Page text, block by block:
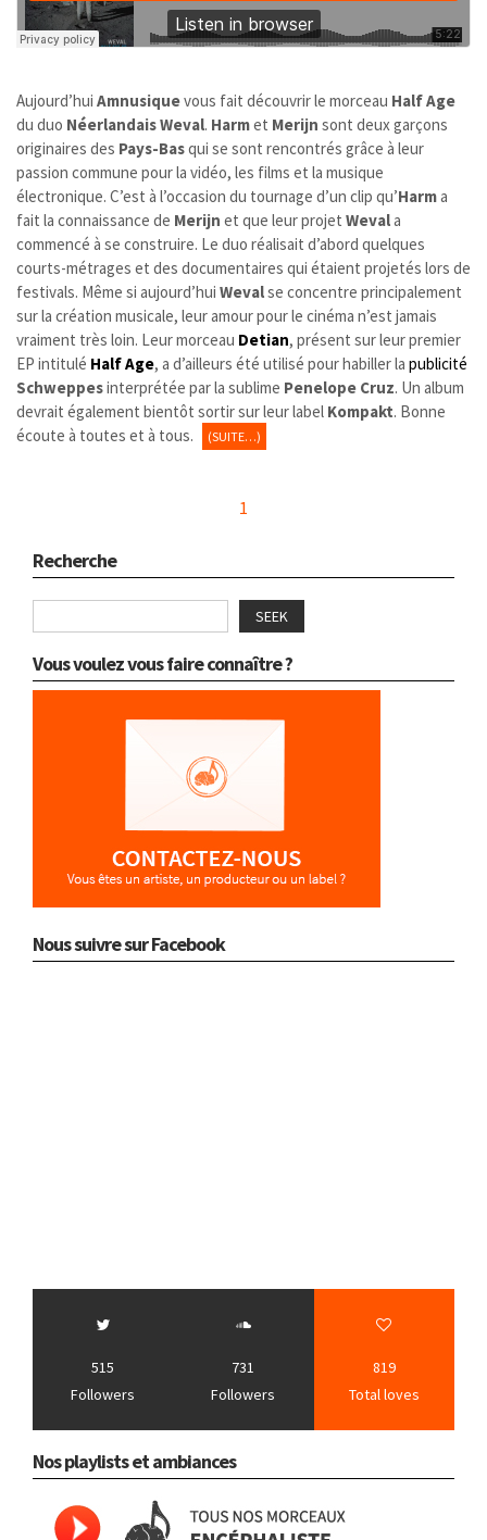
Aujourd’hui Amnusiquevous fait découvrir le morceau Half Age
du duo NéerlandaisWeval. Harmet Merijn sont deux garçons
originaires des Pays-Basqui se sont rencontrés grâce à leur
passion commune pour la vidéo, les films et la musique
électronique. C’est à l’occasion du tournage d’un clip qu’Harma
fait la connaissance de Merijn et que leur projet Wevala
commencé à se construire. Le duo réalisait d’abord quelques
courts-métrages et des documentaires qui étaient projetés lors de
festivals. Même si aujourd’hui Wevalse concentre principalement
sur la création musicale, leur amour pour le cinéma n’est jamais
vraiment très loin. Leur morceau Detian, présent sur leur premier
EP intitulé Half Age, a d’ailleurs été utilisé pour habiller la publicité
Schweppesinterprétée par la sublime Penelope Cruz. Un album
devrait également bientôt sortir sur leur label Kompakt. Bonne
écoute à toutes et à tous.
(SUITE…)
1
Recherche
SEEK
Vous voulez vous faire connaître ?
Nous suivre sur Facebook
515
Followers
731
Followers
819
Total loves
Nos playlists et ambiances